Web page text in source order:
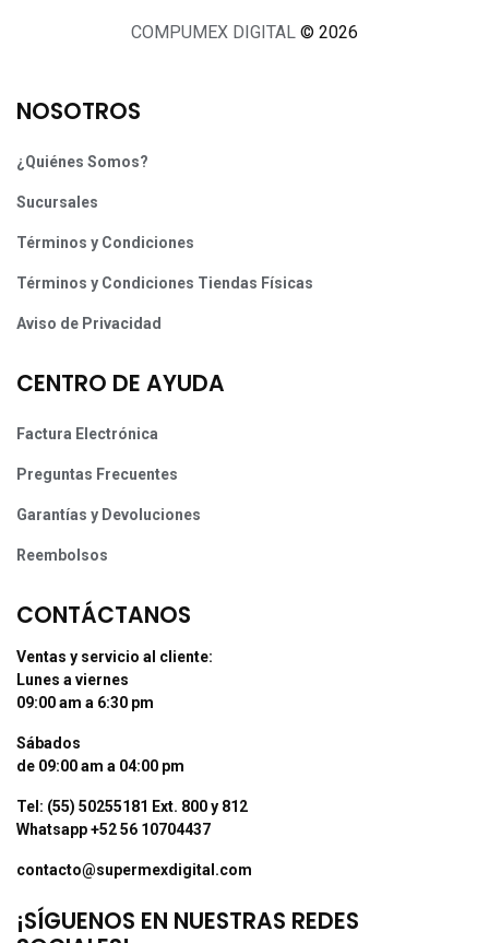
COMPUMEX DIGITAL © 2026
NOSOTROS
¿Quiénes Somos?
Sucursales
Términos y Condiciones
Términos y Condiciones Tiendas Físicas
Aviso de Privacidad
CENTRO DE AYUDA
Factura Electrónica
Preguntas Frecuentes
Garantías y Devoluciones
Reembolsos
CONTÁCTANOS
Ventas y servicio al cliente:
Lunes a viernes
09:00 am a 6:30 pm
Sábados
de 09:00 am a 04:00 pm
Tel: (55) 50255181 Ext. 800 y 812
Whatsapp +52 56 10704437
contacto@supermexdigital.com
¡SÍGUENOS EN NUESTRAS REDES